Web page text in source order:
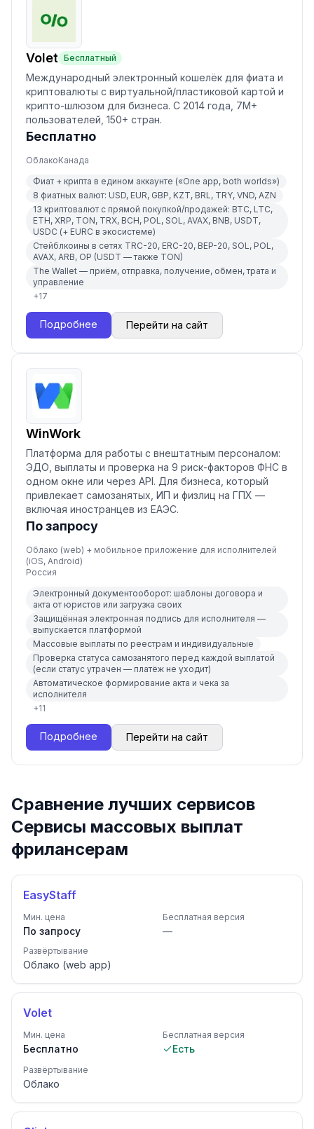
Volet Бесплатный
Международный электронный кошелёк для фиата и
криптовалюты с виртуальной/пластиковой картой и
крипто-шлюзом для бизнеса. С 2014 года, 7M+
пользователей, 150+ стран.
Бесплатно
ОблакоКанада
Фиат + крипта в едином аккаунте («One app, both worlds»)
8 фиатных валют: USD, EUR, GBP, KZT, BRL, TRY, VND, AZN
13 криптовалют с прямой покупкой/продажей: BTC, LTC,
ETH, XRP, TON, TRX, BCH, POL, SOL, AVAX, BNB, USDT,
USDC (+ EURC в экосистеме)
Стейблкоины в сетях TRC-20, ERC-20, BEP-20, SOL, POL,
AVAX, ARB, OP (USDT — также TON)
The Wallet — приём, отправка, получение, обмен, трата и
управление
+17
Подробнее Перейти на сайт
WinWork
Платформа для работы с внештатным персоналом:
ЭДО, выплаты и проверка на 9 риск-факторов ФНС в
одном окне или через API. Для бизнеса, который
привлекает самозанятых, ИП и физлиц на ГПХ —
включая иностранцев из ЕАЭС.
По запросу
Облако (web) + мобильное приложение для исполнителей
(iOS, Android)
Россия
Электронный документооборот: шаблоны договора и
акта от юристов или загрузка своих
Защищённая электронная подпись для исполнителя —
выпускается платформой
Массовые выплаты по реестрам и индивидуальные
Проверка статуса самозанятого перед каждой выплатой
(если статус утрачен — платёж не уходит)
Автоматическое формирование акта и чека за
исполнителя
+11
Подробнее Перейти на сайт
Сравнение лучших сервисов
Сервисы массовых выплат
фрилансерам
EasyStaff
Мин. цена
По запросу
Бесплатная версия
—
Развёртывание
Облако (web app)
Volet
Мин. цена
Бесплатно
Бесплатная версия
Есть
Развёртывание
Облако